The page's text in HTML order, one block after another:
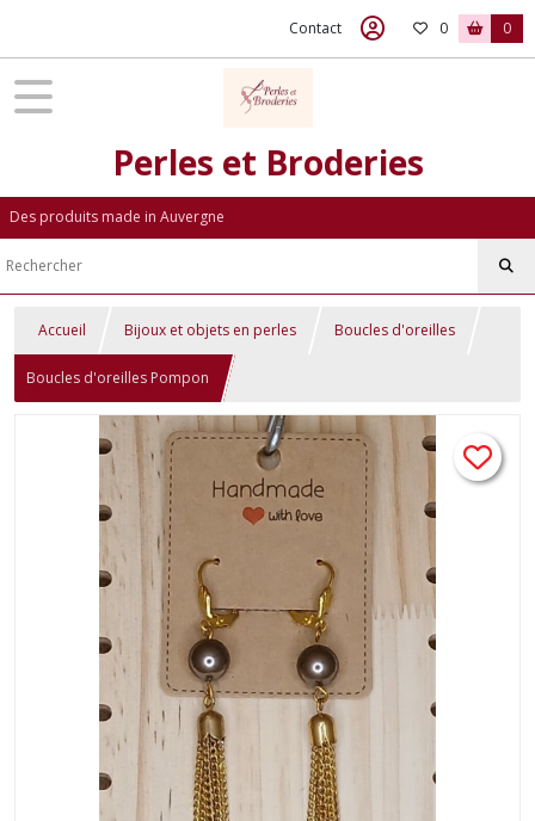
Contact 0 0
Perles et Broderies
Des produits made in Auvergne
Accueil Bijoux et objets en perles Boucles d'oreilles
Boucles d'oreilles Pompon